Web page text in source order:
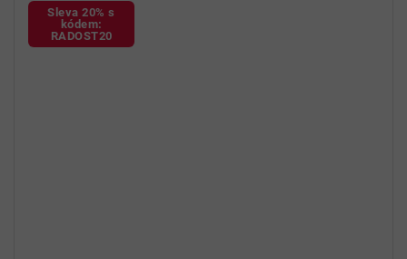
Sleva 20% s
kódem:
RADOST20